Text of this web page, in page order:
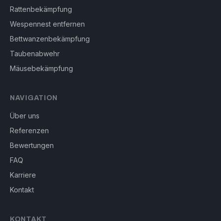
Rattenbekämpfung
Wespennest entfernen
Bettwanzenbekämpfung
Taubenabwehr
Mäusebekämpfung
NAVIGATION
Über uns
Referenzen
Bewertungen
FAQ
Karriere
Kontakt
KONTAKT